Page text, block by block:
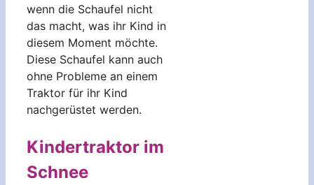
wenn die Schaufel nicht
das macht, was ihr Kind in
diesem Moment möchte.
Diese Schaufel kann auch
ohne Probleme an einem
Traktor für ihr Kind
nachgerüstet werden.
Kindertraktor im
Schnee